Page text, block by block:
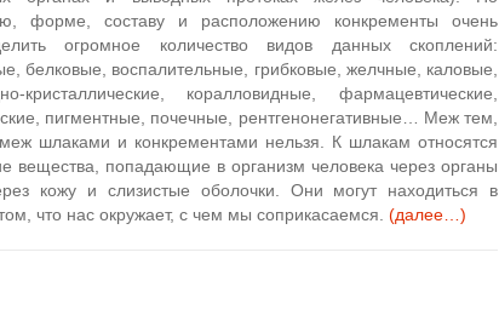
форме, составу и расположению конкременты очень
огромное количество видов данных скоплений:
белковые, воспалительные, грибковые, желчные, каловые,
кристаллические, коралловидные, фармацевтические,
пигментные, почечные, рентгенонегативные… Меж тем,
меж шлаками и конкрементами нельзя. К шлакам относятся
вещества, попадающие в организм человека через органы
кожу и слизистые оболочки. Они могут находиться в
что нас окружает, с чем мы соприкасаемся. (далее…)